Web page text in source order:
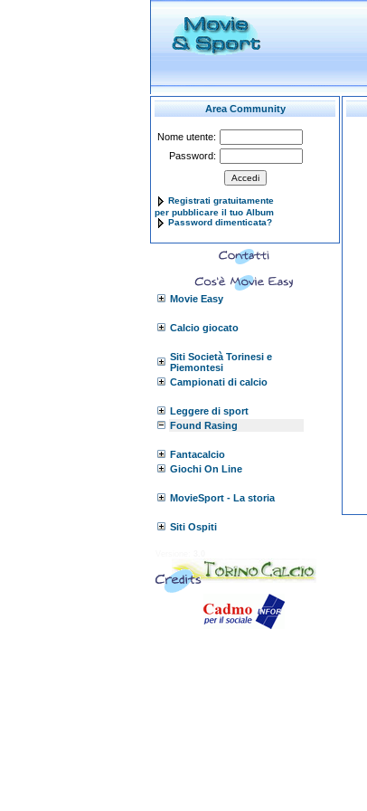
Area Community
Nome utente:
Password:
Registrati gratuitamente
per pubblicare il tuo Album
Password dimenticata?
Movie Easy
Calcio giocato
Siti Società Torinesi e
Piemontesi
Campionati di calcio
Leggere di sport
Found Rasing
Fantacalcio
Giochi On Line
MovieSport - La storia
Siti Ospiti